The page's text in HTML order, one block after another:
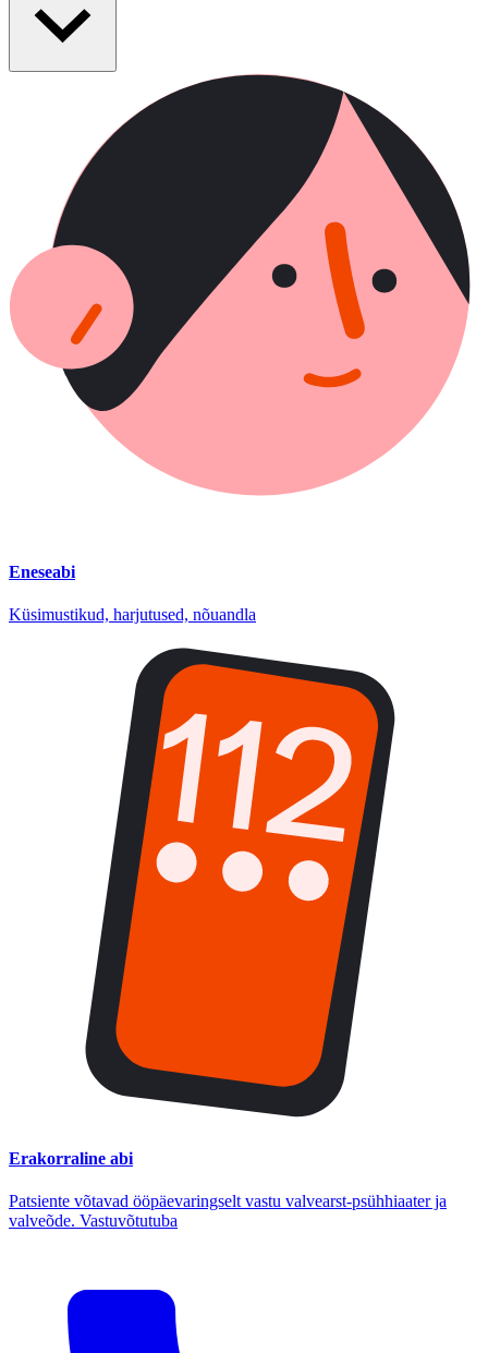
Eneseabi
Küsimustikud, harjutused, nõuandla
Erakorraline abi
Patsiente võtavad ööpäevaringselt vastu valvearst-psühhiaater ja
valveõde. Vastuvõtutuba